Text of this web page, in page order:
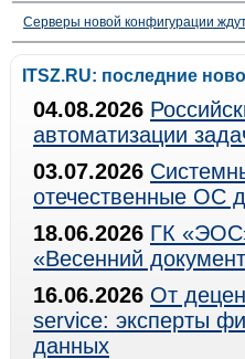
Серверы новой конфигурации
ITSZ.RU: последние
04.08.2026
автоматизации
03.07.2026
отечественные ОС
18.06.2026 ГК
«Весенний
16.06.2026 От
service: эксперты
данных